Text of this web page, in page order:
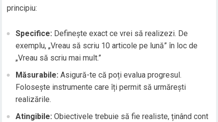
principiu:
Specifice: Definește exact ce vrei să realizezi. De
exemplu, „Vreau să scriu 10 articole pe lună” în loc de
„Vreau să scriu mai mult.”
Măsurabile: Asigură-te că poți evalua progresul.
Folosește instrumente care îți permit să urmărești
realizările.
Atingibile: Obiectivele trebuie să fie realiste, ținând cont